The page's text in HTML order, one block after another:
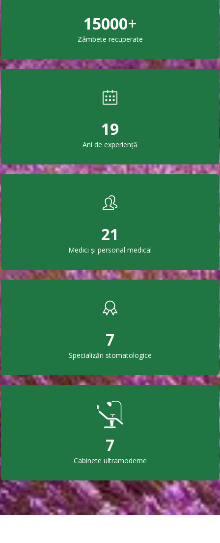
15000+
Zâmbete recuperate
19
Ani de experiență
21
Medici și personal medical
7
Specializări stomatologice
7
Cabinete ultramoderne